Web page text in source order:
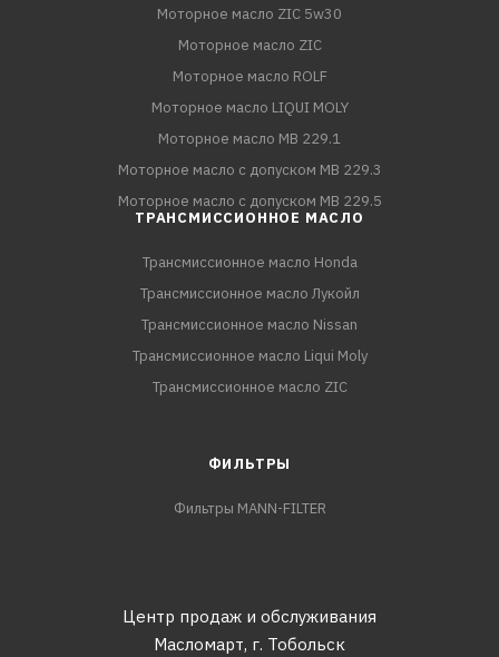
Моторное масло ZIC 5w30
Моторное масло ZIC
Моторное масло ROLF
Моторное масло LIQUI MOLY
Моторное масло MB 229.1
Моторное масло с допуском MB 229.3
Моторное масло с допуском MB 229.5
ТРАНСМИССИОННОЕ МАСЛО
Трансмиссионное масло Honda
Трансмиссионное масло Лукойл
Трансмиссионное масло Nissan
Трансмиссионное масло Liqui Moly
Трансмиссионное масло ZIC
ФИЛЬТРЫ
Фильтры MANN-FILTER
Центр продаж и обслуживания
Масломарт, г. Тобольск